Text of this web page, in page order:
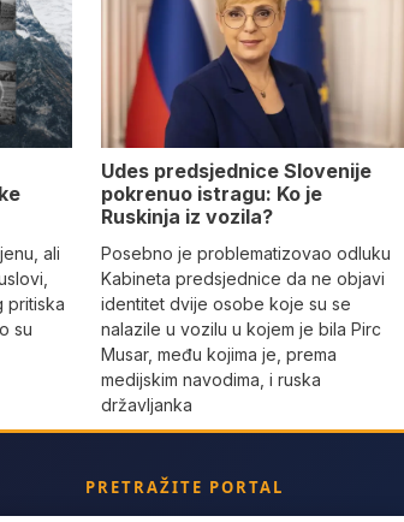
ali
pritiska
su
Udes predsjednice Slovenije
pokrenuo istragu: Ko je
Ruskinja iz vozila?
Posebno je problematizovao odluku
Kabineta predsjednice da ne objavi
identitet dvije osobe koje su se
nalazile u vozilu u kojem je bila Pirc
Musar, među kojima je, prema
medijskim navodima, i ruska
državljanka
PRETRAŽITE PORTAL